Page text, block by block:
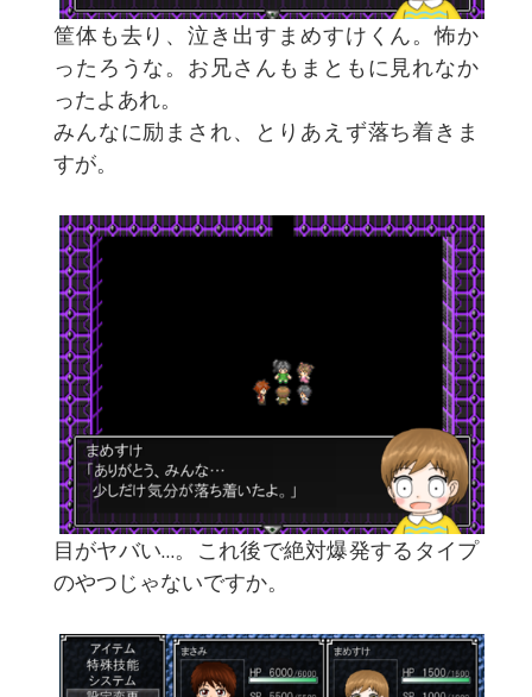
筐体も去り、泣き出すまめすけくん。怖か
ったろうな。お兄さんもまともに見れなか
ったよあれ。
みんなに励まされ、とりあえず落ち着きま
すが。
目がヤバい…。これ後で絶対爆発するタイプ
のやつじゃないですか。